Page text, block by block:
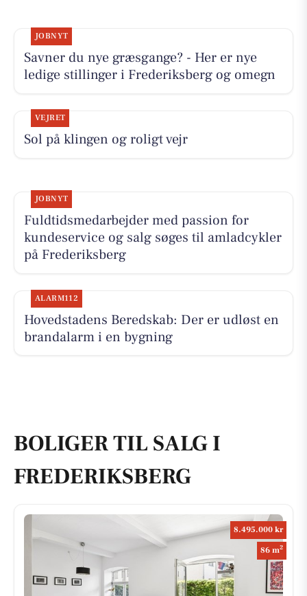
JOBNYT
Savner du nye græsgange? - Her er nye
ledige stillinger i Frederiksberg og omegn
VEJRET
Sol på klingen og roligt vejr
JOBNYT
Fuldtidsmedarbejder med passion for
kundeservice og salg søges til amladcykler
på Frederiksberg
ALARM112
Hovedstadens Beredskab: Der er udløst en
brandalarm i en bygning
BOLIGER TIL SALG I
FREDERIKSBERG
8.495.000 kr
86 m2